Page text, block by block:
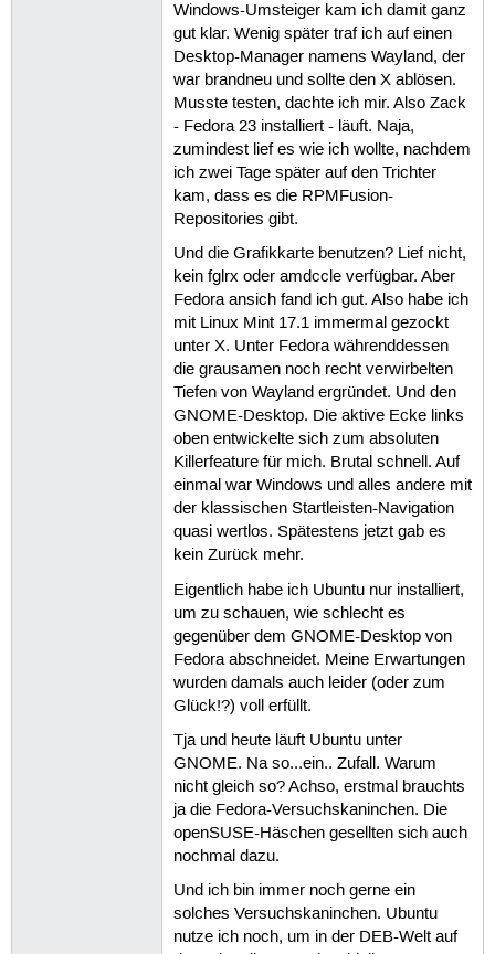
Windows-Umsteiger kam ich damit ganz
gut klar. Wenig später traf ich auf einen
Desktop-Manager namens Wayland, der
war brandneu und sollte den X ablösen.
Musste testen, dachte ich mir. Also Zack
- Fedora 23 installiert - läuft. Naja,
zumindest lief es wie ich wollte, nachdem
ich zwei Tage später auf den Trichter
kam, dass es die RPMFusion-
Repositories gibt.
Und die Grafikkarte benutzen? Lief nicht,
kein fglrx oder amdccle verfügbar. Aber
Fedora ansich fand ich gut. Also habe ich
mit Linux Mint 17.1 immermal gezockt
unter X. Unter Fedora währenddessen
die grausamen noch recht verwirbelten
Tiefen von Wayland ergründet. Und den
GNOME-Desktop. Die aktive Ecke links
oben entwickelte sich zum absoluten
Killerfeature für mich. Brutal schnell. Auf
einmal war Windows und alles andere mit
der klassischen Startleisten-Navigation
quasi wertlos. Spätestens jetzt gab es
kein Zurück mehr.
Eigentlich habe ich Ubuntu nur installiert,
um zu schauen, wie schlecht es
gegenüber dem GNOME-Desktop von
Fedora abschneidet. Meine Erwartungen
wurden damals auch leider (oder zum
Glück!?) voll erfüllt.
Tja und heute läuft Ubuntu unter
GNOME. Na so...ein.. Zufall. Warum
nicht gleich so? Achso, erstmal brauchts
ja die Fedora-Versuchskaninchen. Die
openSUSE-Häschen gesellten sich auch
nochmal dazu.
Und ich bin immer noch gerne ein
solches Versuchskaninchen. Ubuntu
nutze ich noch, um in der DEB-Welt auf